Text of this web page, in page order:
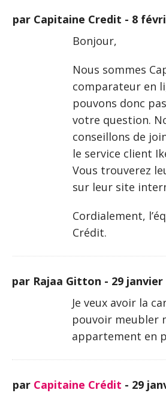
par Capitaine Credit - 8
Bonjour,
Nous sommes
comparateur en
pouvons donc
votre question.
conseillons de
le service client
Vous trouverez
sur leur site
Cordialement,
Crédit.
par Rajaa Gitton - 29 janvier
Je veux avoir la
pouvoir meubler
appartement en
par Capitaine Crédit - 29